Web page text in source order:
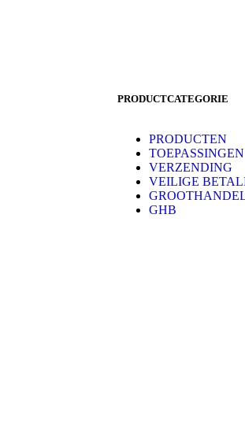
PRODUCTCATEGORIE
PRODUCTEN
TOEPASSINGEN
VERZENDING
VEILIGE
GHB